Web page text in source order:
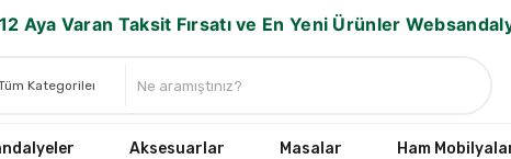
Aya Varan Taksit Fırsatı ve En Yeni Ürünler
Aksesuarlar Masalar Ham